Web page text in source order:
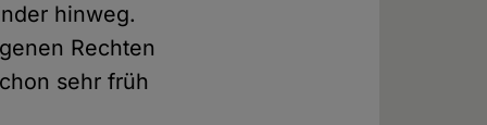
hinweg.
Rechten
sehr früh